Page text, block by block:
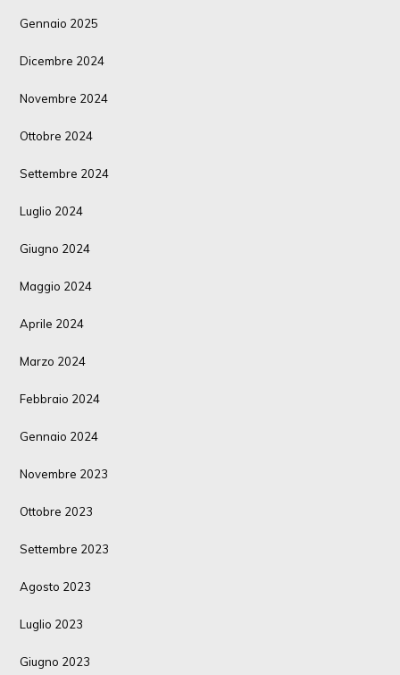
Gennaio 2025
Dicembre 2024
Novembre 2024
Ottobre 2024
Settembre 2024
Luglio 2024
Giugno 2024
Maggio 2024
Aprile 2024
Marzo 2024
Febbraio 2024
Gennaio 2024
Novembre 2023
Ottobre 2023
Settembre 2023
Agosto 2023
Luglio 2023
Giugno 2023